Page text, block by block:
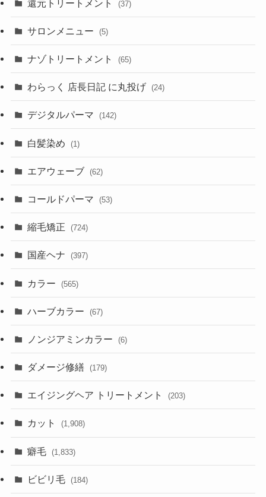
還元トリートメント (37)
サロンメニュー (5)
ナゾトリートメント (65)
わらっく 店長日記 に丸投げ (24)
デジタルパーマ (142)
白髪染め (1)
エアウェーブ (62)
コールドパーマ (53)
縮毛矯正 (724)
国産ヘナ (397)
カラー (565)
ハーブカラー (67)
ノンジアミンカラー (6)
ダメージ修繕 (179)
エイジングヘア トリートメント (203)
カット (1,908)
癖毛 (1,833)
ビビリ毛 (184)